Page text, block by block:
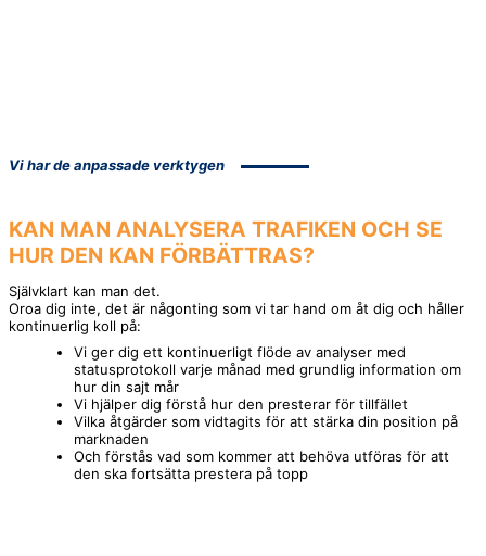
Vi har de anpassade verktygen
KAN MAN ANALYSERA TRAFIKEN OCH SE
HUR DEN KAN FÖRBÄTTRAS?
Självklart kan man det.
Oroa dig inte, det är någonting som vi tar hand om åt dig och håller
kontinuerlig koll på:
Vi ger dig ett kontinuerligt flöde av analyser med
statusprotokoll varje månad med grundlig information om
hur din sajt mår
Vi hjälper dig förstå hur den presterar för tillfället
Vilka åtgärder som vidtagits för att stärka din position på
marknaden
Och förstås vad som kommer att behöva utföras för att
den ska fortsätta prestera på topp